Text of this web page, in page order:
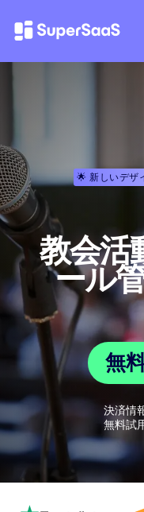
🌟 新しいデザ
教会活
ール
無
決済情
無料試